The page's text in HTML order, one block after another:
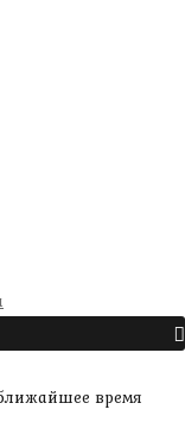
время